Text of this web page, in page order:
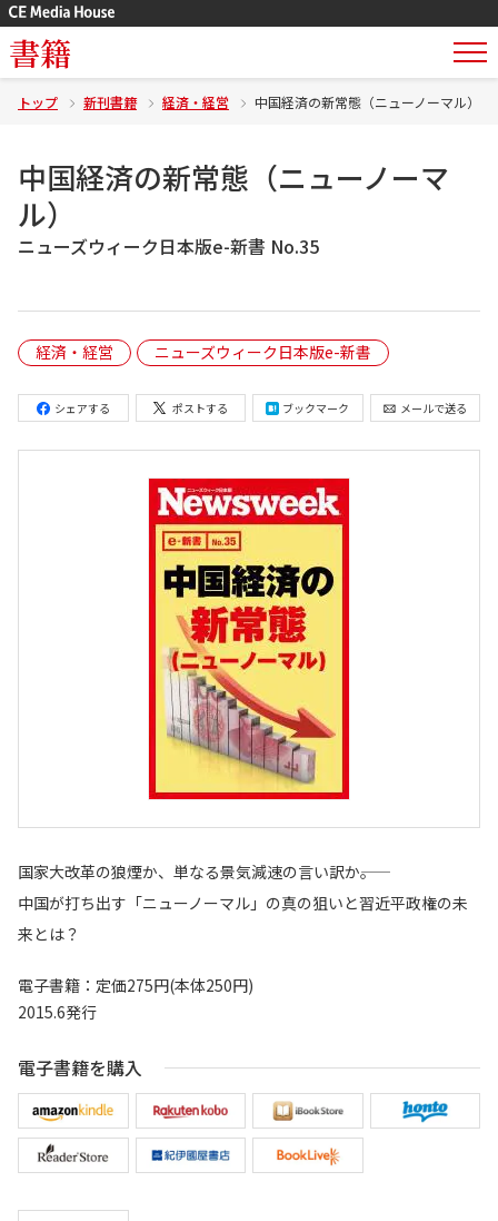
書籍
トップ 新刊書籍 経済・経営 中国経済の新常態（ニューノーマル）
中国経済の新常態（ニューノーマ
ル）
ニューズウィーク日本版e-新書 No.35
経済・経営 ニューズウィーク日本版e-新書
シェアする ポストする ブックマーク メールで送る
国家大改革の狼煙か、単なる景気減速の言い訳か――。
中国が打ち出す「ニューノーマル」の真の狙いと習近平政権の未
来とは？
電子書籍：定価275円(本体250円)
2015.6発行
電子書籍を購入